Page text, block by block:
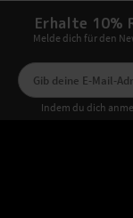
Erhalte 10%
Melde dich für den
Indem du dich